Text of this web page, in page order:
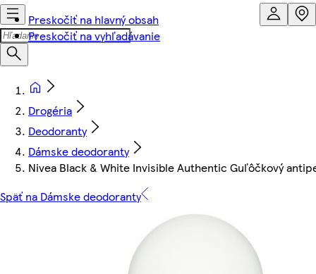
Preskočiť na hlavný obsah
Preskočiť na vyhľadávanie
Drogéria
Deodoranty
Dámske deodoranty
Nivea Black & White Invisible Authentic Guľôčkový
Späť na Dámske deodoranty